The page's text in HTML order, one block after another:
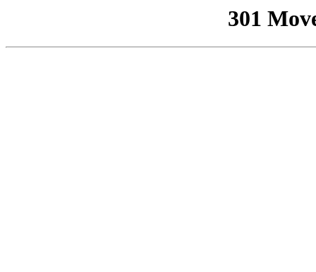
301